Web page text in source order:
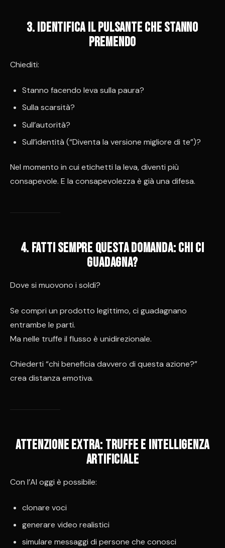
3️. Identifica il pulsante che stanno
premendo
Chiediti:
Stanno facendo leva sulla paura?
Sulla scarsità?
Sull’autorità?
Sull’identità (“Diventa la versione migliore di te”)?
Nel momento in cui etichetti la leva, diventi più
consapevole. E la consapevolezza è già una difesa.
4️. Fatti sempre questa domanda: chi ci
guadagna?
Dove si muovono i soldi?
Se compri un prodotto legittimo, ci guadagnano
entrambe le parti.
Ma nelle truffe il flusso è unidirezionale.
Chiederti “chi beneficia davvero di questa azione?”
crea distanza emotiva.
Attenzione extra: truffe e intelligenza
artificiale
Con l’AI oggi è possibile:
clonare voci
generare video realistici
simulare messaggi di persone che conosci